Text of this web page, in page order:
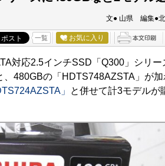
文● 山県 編集●
一覧 お気に入り
対応2.5インチSSD「Q300」シリー
480GBの「HDTS748AZSTA」が
」
と併せて計3モデルが